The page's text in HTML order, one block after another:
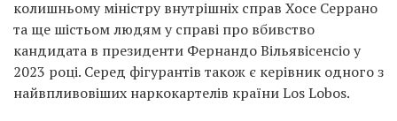
колишньому міністру внутрішніх справ Хосе Серрано
та ще шістьом людям у справі про вбивство
кандидата в президенти Фернандо Вільявісенсіо у
2023 році. Серед фігурантів також є керівник одного з
найвпливовіших наркокартелів країни Los Lobos.